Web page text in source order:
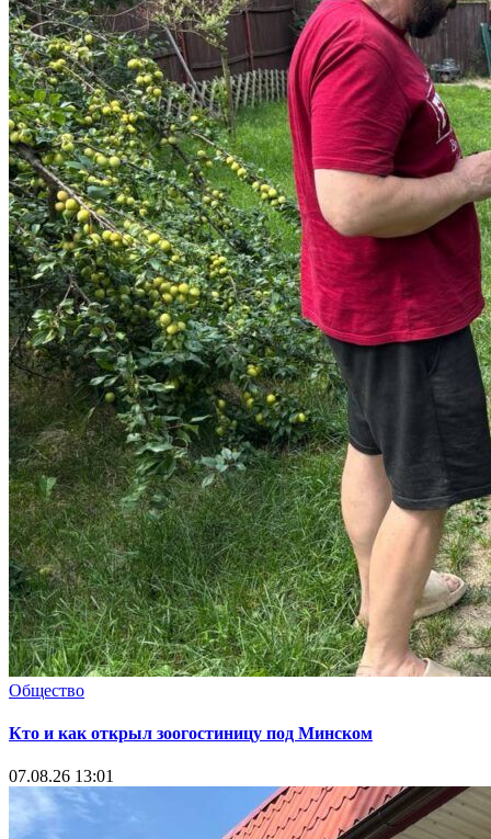
Общество
Кто и как открыл зоогостиницу под Минском
07.08.26 13:01